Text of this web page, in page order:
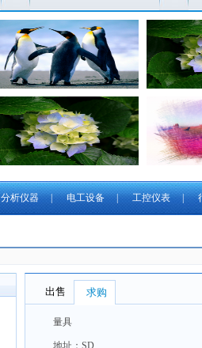
分析仪器 | 电工设备 | 工控仪表
量具
地址：SD